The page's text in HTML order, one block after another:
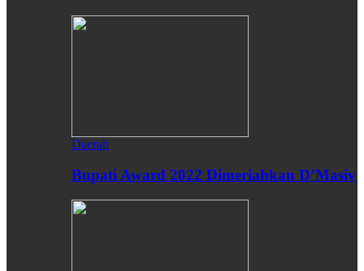
Daerah
Bupati Award 2022 Dimeriahkan D’Masiv